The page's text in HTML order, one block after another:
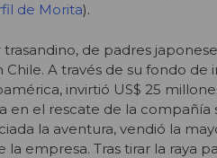
de Morita).
de padres
A través de su fondo de
invirtió US$ 25
en el rescate de la compañía
la aventura, vendió la
empresa. Tras tirar la raya